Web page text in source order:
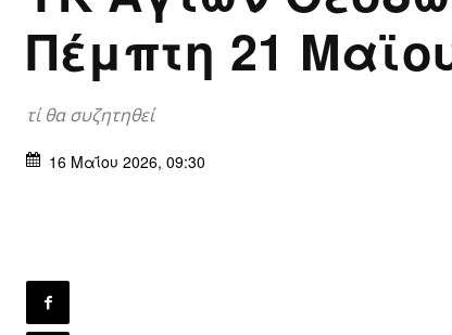
Πέμπτη 21
τί θα συζητηθεί
16 Μαΐου 2026, 09:30